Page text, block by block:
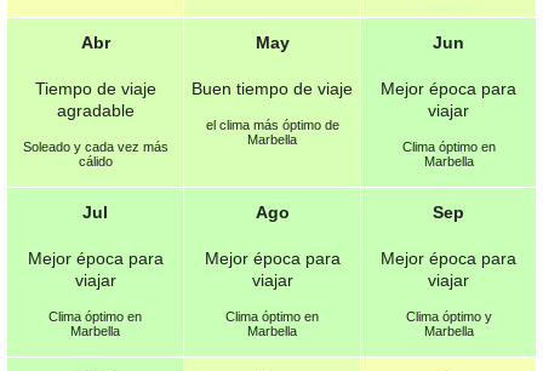
Abr
Tiempo de viaje
agradable
Soleado y cada vez más
cálido
May
Buen tiempo de viaje
el clima más óptimo de
Marbella
Jun
Mejor época para
viajar
Clima óptimo en
Marbella
Jul
Mejor época para
viajar
Clima óptimo en
Marbella
Ago
Mejor época para
viajar
Clima óptimo en
Marbella
Sep
Mejor época para
viajar
Clima óptimo y
Marbella